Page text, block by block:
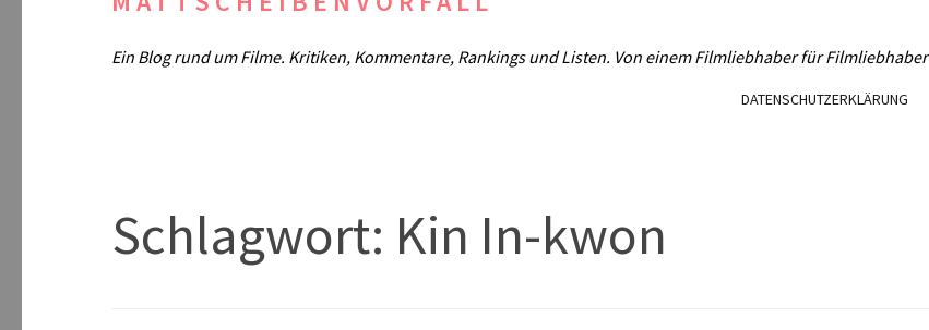
Ein Blog rund um Filme. Kritiken, Kommentare, Rankings und Listen. Von einem Filmliebhaber für Filmliebhaber
DATENSCHUTZERKLÄRUNG
Schlagwort: Kin In-kwon